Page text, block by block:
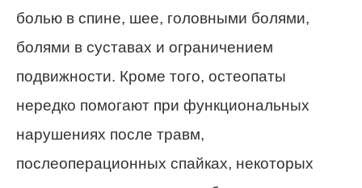
болью в спине, шее, головными болями,
болями в суставах и ограничением
подвижности. Кроме того, остеопаты
нередко помогают при функциональных
нарушениях после травм,
послеоперационных спайках, некоторых